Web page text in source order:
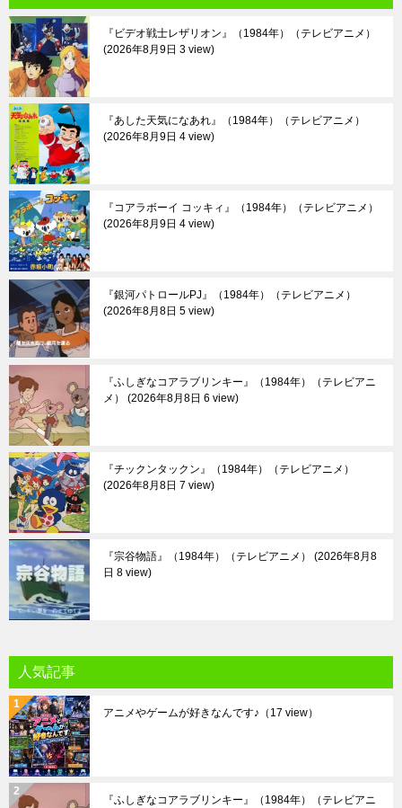
『ビデオ戦士レザリオン』（1984年）（テレビアニメ）
2026年8月9日 3 view
『あした天気になあれ』（1984年）（テレビアニメ）
2026年8月9日 4 view
『コアラボーイ コッキィ』（1984年）（テレビアニメ）
2026年8月9日 4 view
『銀河パトロールPJ』（1984年）（テレビアニメ）
2026年8月8日 5 view
『ふしぎなコアラブリンキー』（1984年）（テレビアニ
メ）
2026年8月8日 6 view
『チックンタックン』（1984年）（テレビアニメ）
2026年8月8日 7 view
『宗谷物語』（1984年）（テレビアニメ）
2026年8月8
日 8 view
人気記事
アニメやゲームが好きなんです♪ （17 view）
『ふしぎなコアラブリンキー』（1984年）（テレビアニ